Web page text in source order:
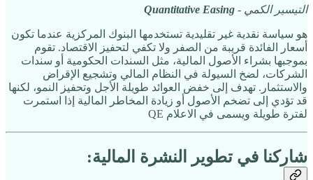
التيسير الكمي - Quantitative Easing
هو سياسة نقدية غير تقليدية تستخدمها البنوك المركزية عندما تكون
أسعار الفائدة قريبة من الصفر ولا تكفي لتحفيز الاقتصاد. تقوم
بموجبها بشراء الأصول المالية، مثل السندات الحكومية أو سندات
الشركات، لضخ السيولة في النظام المالي وتشجيع الإقراض
والاستثمار. تهدف إلى خفض العوائد طويلة الأجل وتحفيز النمو، لكنها
قد تؤدي إلى تضخم الأصول أو زيادة المخاطر المالية إذا استمرت
لفترة طويلة ويسمى في الاعلام QE
شاركنا في تطوير النشرة المالية: